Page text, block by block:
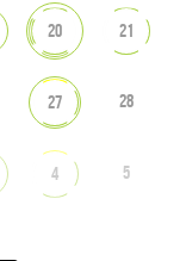
20 21
27 28
4 5